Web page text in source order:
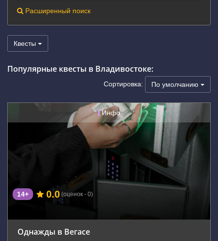
Расширенный поиск
Квесты
Популярные квесты в Владивостоке:
Сортировка: По умолчанию
Инфо
14+ 0.0 (оценок - 0)
Однажды в Вегасе